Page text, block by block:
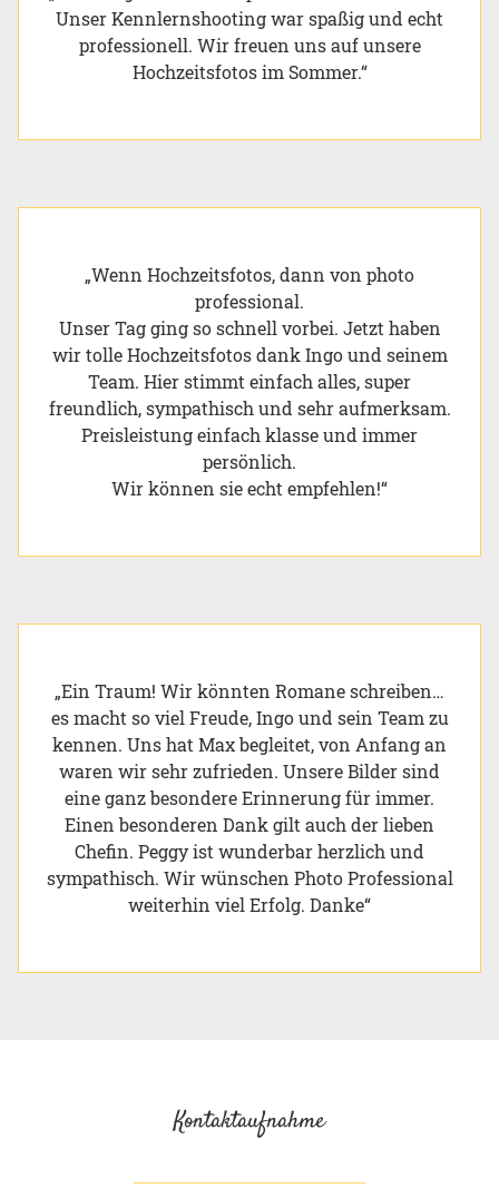
Unser Kennlernshooting war spaßig und echt
professionell. Wir freuen uns auf unsere
Hochzeitsfotos im Sommer.“
„Wenn Hochzeitsfotos, dann von photo
professional.
Unser Tag ging so schnell vorbei. Jetzt haben
wir tolle Hochzeitsfotos dank Ingo und seinem
Team. Hier stimmt einfach alles, super
freundlich, sympathisch und sehr aufmerksam.
Preisleistung einfach klasse und immer
persönlich.
Wir können sie echt empfehlen!“
„Ein Traum! Wir könnten Romane schreiben…
es macht so viel Freude, Ingo und sein Team zu
kennen. Uns hat Max begleitet, von Anfang an
waren wir sehr zufrieden. Unsere Bilder sind
eine ganz besondere Erinnerung für immer.
Einen besonderen Dank gilt auch der lieben
Chefin. Peggy ist wunderbar herzlich und
sympathisch. Wir wünschen Photo Professional
weiterhin viel Erfolg. Danke“
Kontaktaufnahme